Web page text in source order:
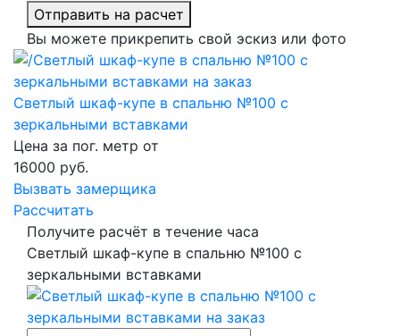
Отправить на расчет
Вы можете прикрепить свой эскиз или фото
Светлый шкаф-купе в спальню №100 с
зеркальными вставками
Цена за пог. метр от
16000 руб.
Вызвать замерщика
Рассчитать
Получите расчёт в течение часа
Светлый шкаф-купе в спальню №100 с
зеркальными вставками